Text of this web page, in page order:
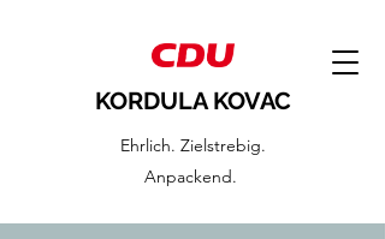
KORDULA KOVAC
Ehrlich. Zielstrebig.
Anpackend.